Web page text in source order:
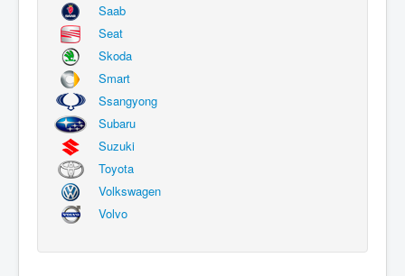
Saab
Seat
Skoda
Smart
Ssangyong
Subaru
Suzuki
Toyota
Volkswagen
Volvo